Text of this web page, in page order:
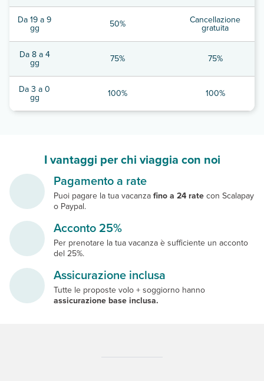
Da 19 a 9
gg 50% Cancellazione
gratuita
Da 8 a 4
gg 75% 75%
Da 3 a 0
gg 100% 100%
I vantaggi per chi viaggia con noi
Pagamento a rate
Puoi pagare la tua vacanzafino a 24 ratecon Scalapay
o Paypal.
Acconto 25%
Per prenotare la tua vacanza è sufficiente un acconto
del 25%.
Assicurazione inclusa
Tutte le proposte volo + soggiorno hanno
assicurazione base inclusa.